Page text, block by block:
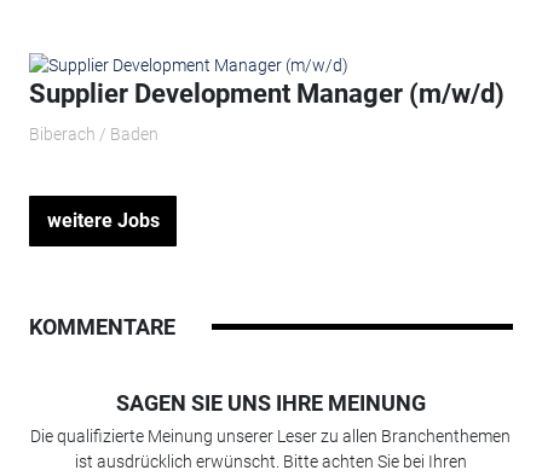
Supplier Development Manager (m/w/d)
Biberach / Baden
weitere Jobs
KOMMENTARE
SAGEN SIE UNS IHRE MEINUNG
Die qualifizierte Meinung unserer Leser zu allen Branchenthemen
ist ausdrücklich erwünscht. Bitte achten Sie bei Ihren